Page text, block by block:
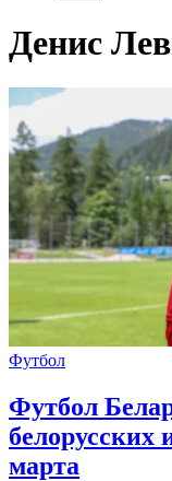
Денис
Футбол
Футбол
белорусских
марта